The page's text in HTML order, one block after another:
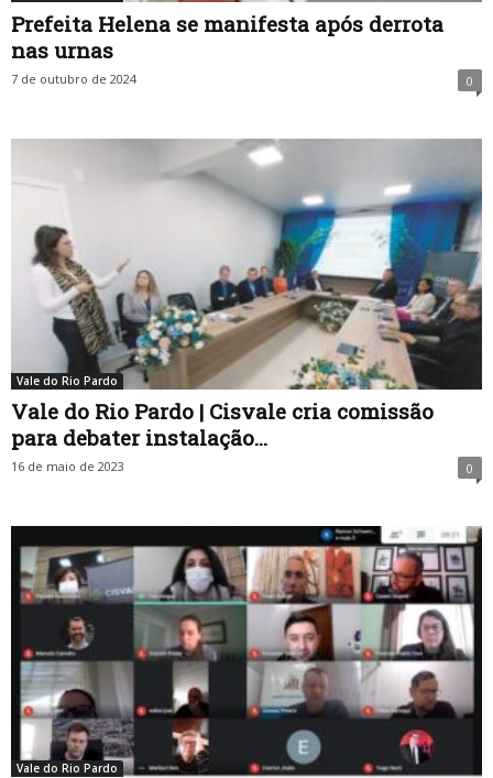
Prefeita Helena se manifesta após derrota
nas urnas
7 de outubro de 2024 0
Vale do Rio Pardo
Vale do Rio Pardo | Cisvale cria comissão
para debater instalação...
16 de maio de 2023 0
Vale do Rio Pardo